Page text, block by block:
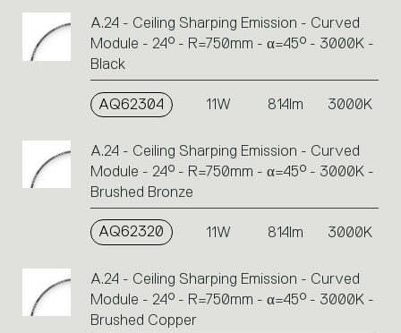
A.24 - Ceiling Sharping Emission - Curved
Module - 24° - R=750mm - α=45° - 3000K -
Black
AQ62304 11W 814lm 3000K
A.24 - Ceiling Sharping Emission - Curved
Module - 24° - R=750mm - α=45° - 3000K -
Brushed Bronze
AQ62320 11W 814lm 3000K
A.24 - Ceiling Sharping Emission - Curved
Module - 24° - R=750mm - α=45° - 3000K -
Brushed Copper